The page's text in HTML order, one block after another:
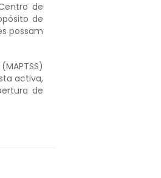
de
de
possam
activa,
de